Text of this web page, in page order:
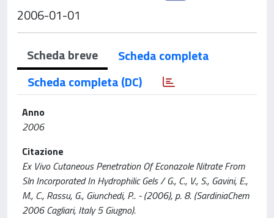
2006-01-01
Scheda breve
Scheda completa
Scheda completa (DC)
Anno
2006
Citazione
Ex Vivo Cutaneous Penetration Of Econazole Nitrate From
Sln Incorporated In Hydrophilic Gels / G., C., V., S., Gavini, E.,
M., C., Rassu, G., Giunchedi, P.. - (2006), p. 8. (SardiniaChem
2006 Cagliari, Italy 5 Giugno).